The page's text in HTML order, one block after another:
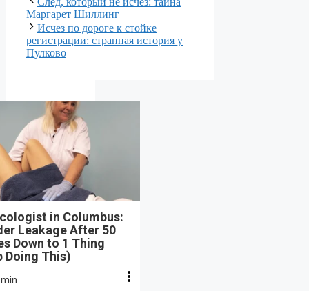
Маргарет Шиллинг
Исчез по дороге к стойке
регистрации: странная история у
Пулково
in Columbus:
Leakage After 50
Down to 1 Thing
Doing This)